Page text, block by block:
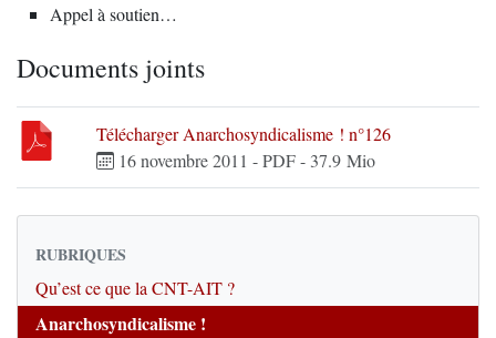
Appel à soutien…
Documents joints
Télécharger Anarchosyndicalisme ! n°126
16 novembre 2011 -PDF- 37.9 Mio
RUBRIQUES
Qu’est ce que la CNT-AIT ?
Anarchosyndicalisme !